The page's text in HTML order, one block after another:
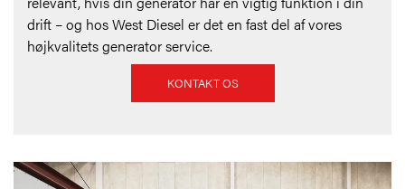
drift – og hos West Diesel er det en fast del af vores
højkvalitets generator service.
KONTAKT OS